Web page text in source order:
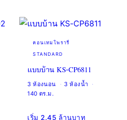
คอนเทมโพรารี่
STANDARD
แบบบ้าน KS-CP6811
3 ห้องนอน
3 ห้องน้ำ
140 ตร.ม.
เริ่ม 2.45 ล้านบาท